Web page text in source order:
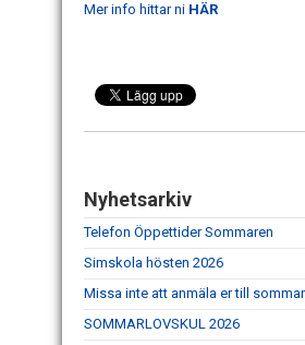
Mer info hittar ni HÄR
Nyhetsarkiv
Telefon Öppettider Sommaren
Simskola hösten 2026
Missa inte att anmäla er till
SOMMARLOVSKUL 2026